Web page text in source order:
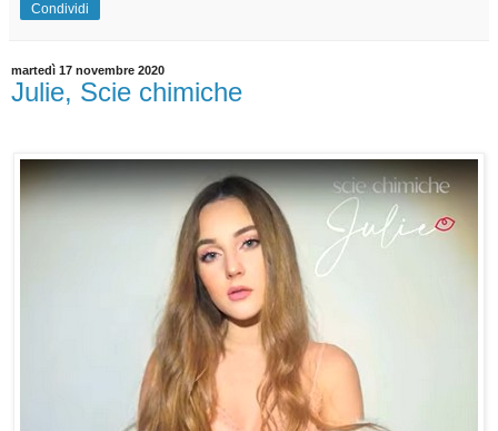
Condividi
martedì 17 novembre 2020
Julie, Scie chimiche